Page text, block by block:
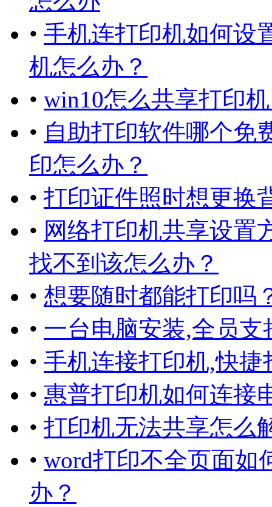
• 手机连打印机如何设
机怎么办？
• win10怎么共享打印
• 自助打印软件哪个免
印怎么办？
• 打印证件照时想更换
• 网络打印机共享设置
找不到该怎么办？
• 想要随时都能打印吗
• 一台电脑安装,全员支
• 手机连接打印机,快捷
• 惠普打印机如何连接
• 打印机无法共享怎么
• word打印不全页面如
办？